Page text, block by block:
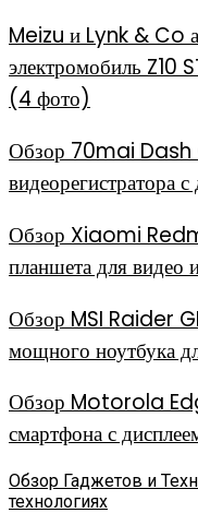
Meizu и Lynk & Co
электромобиль Z10
(4 фото)
Обзор 70mai Dash
видеорегистратора
Обзор Xiaomi
планшета для видео
Обзор MSI Raider
мощного ноутбука
Обзор Motorola
смартфона с
Обзор Гаджетов и
технологиях